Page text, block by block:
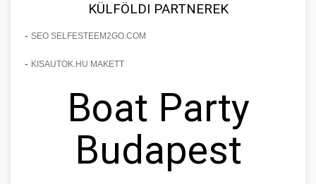
KÜLFÖLDI PARTNEREK
- SEO SELFESTEEM2GO.COM
- KISAUTOK.HU MAKETT
Boat Party
Budapest